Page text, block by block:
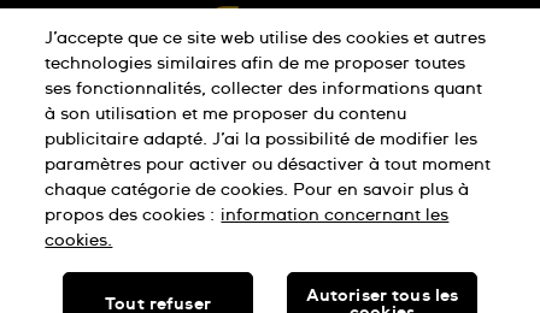
Conditions De Vente
Droit de rétractation
Déclaration De Confidentialité
Cookies Conditions D'Utilisation
SWISS MADE
J’accepte que ce site web utilise des cookies et autres
technologies similaires afin de me proposer toutes
ses fonctionnalités, collecter des informations quant
à son utilisation et me proposer du contenu
publicitaire adapté. J’ai la possibilité de modifier les
paramètres pour activer ou désactiver à tout moment
chaque catégorie de cookies. Pour en savoir plus à
propos des cookies : information concernant les
cookies.
Tout refuser
Autoriser tous les